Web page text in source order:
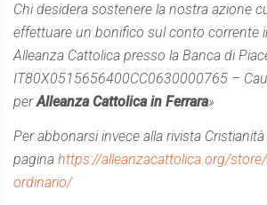
Chi desidera sostenere la nostra azione
effettuare un bonifico sul conto corrente
Alleanza Cattolica presso la Banca di
IT80X0515656400CC0630000765 –
perAlleanza Cattolica in Ferrara»
Per abbonarsi invece alla rivista
pagina https://alleanzacattolica.org/
ordinario/